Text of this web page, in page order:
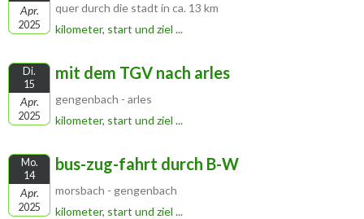
Apr.
2025
quer durch die stadt in ca. 13 km
kilometer, start und ziel ...
Di.
15
Apr.
2025
mit dem TGV nach arles
gengenbach - arles
kilometer, start und ziel ...
Mo.
14
Apr.
2025
bus-zug-fahrt durch B-W
morsbach - gengenbach
kilometer, start und ziel ...